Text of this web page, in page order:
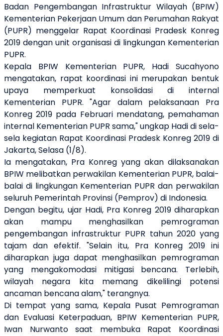
Badan Pengembangan Infrastruktur Wilayah (BPIW)
Kementerian Pekerjaan Umum dan Perumahan Rakyat
(PUPR) menggelar Rapat Koordinasi Pradesk Konreg
2019 dengan unit organisasi di lingkungan Kementerian
PUPR.
Kepala BPIW Kementerian PUPR, Hadi Sucahyono
mengatakan, rapat koordinasi ini merupakan bentuk
upaya memperkuat konsolidasi di internal
Kementerian PUPR. "Agar dalam pelaksanaan Pra
Konreg 2019 pada Februari mendatang, pemahaman
internal Kementerian PUPR sama," ungkap Hadi di sela-
sela kegiatan Rapat Koordinasi Pradesk Konreg 2019 di
Jakarta, Selasa (1/8).
Ia mengatakan, Pra Konreg yang akan dilaksanakan
BPIW melibatkan perwakilan Kementerian PUPR, balai-
balai di lingkungan Kementerian PUPR dan perwakilan
seluruh Pemerintah Provinsi (Pemprov) di Indonesia.
Dengan begitu, ujar Hadi, Pra Konreg 2019 diharapkan
akan mampu menghasilkan pemrograman
pengembangan infrastruktur PUPR tahun 2020 yang
tajam dan efektif. "Selain itu, Pra Konreg 2019 ini
diharapkan juga dapat menghasilkan pemrograman
yang mengakomodasi mitigasi bencana. Terlebih,
wilayah negara kita memang dikelilingi potensi
ancaman bencana alam," terangnya.
Di tempat yang sama, Kepala Pusat Pemrograman
dan Evaluasi Keterpaduan, BPIW Kementerian PUPR,
Iwan Nurwanto saat membuka Rapat Koordinasi